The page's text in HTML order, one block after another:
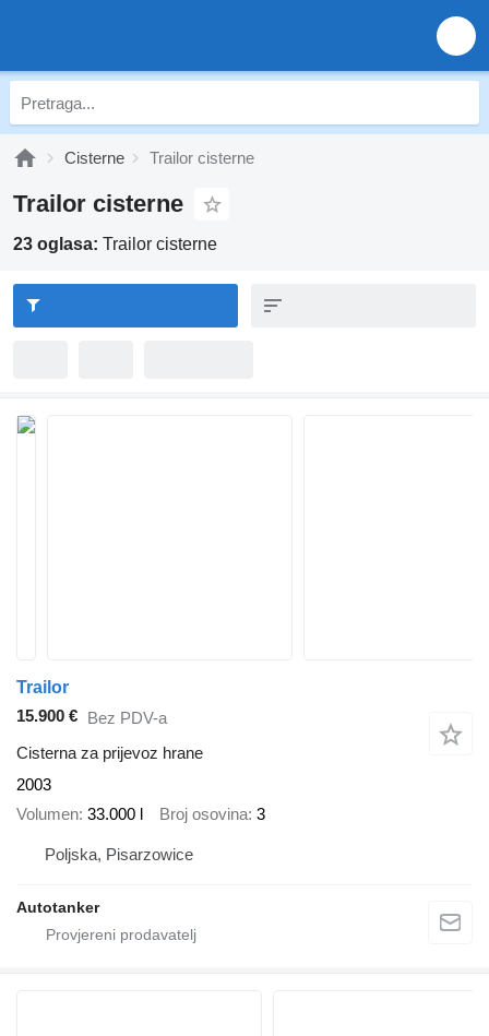
Cisterne Trailor cisterne
Trailor cisterne
23 oglasa: Trailor cisterne
Trailor
15.900 € Bez PDV-a
Cisterna za prijevoz hrane
2003
Volumen 33.000 l Broj osovina 3
Poljska, Pisarzowice
Autotanker